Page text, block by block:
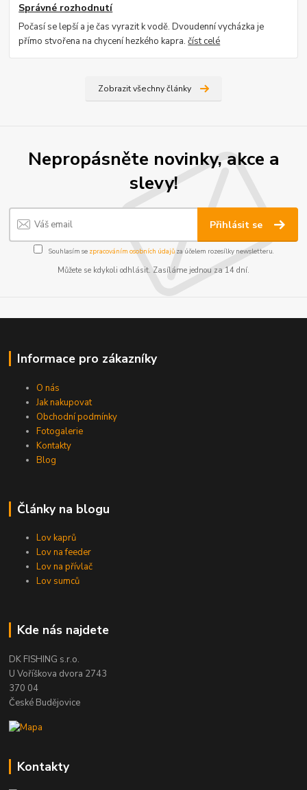
Správné rozhodnutí
Počasí se lepší a je čas vyrazit k vodě. Dvoudenní vycházka je
přímo stvořena na chycení hezkého kapra.číst celé
Zobrazit všechny články
Nepropásněte novinky, akce a
slevy!
Přihlásit se
Souhlasím se zpracováním osobních údajůza účelem rozesílky newsletteru.
Můžete se kdykoli odhlásit. Zasíláme jednou za 14 dní.
Informace pro zákazníky
O nás
Jak nakupovat
Obchodní podmínky
Fotogalerie
Kontakty
Blog
Články na blogu
Lov kaprů
Lov na feeder
Lov na přívlač
Lov sumců
Kde nás najdete
DK FISHING s.r.o.
U Voříškova dvora 2743
370 04
České Budějovice
Kontakty